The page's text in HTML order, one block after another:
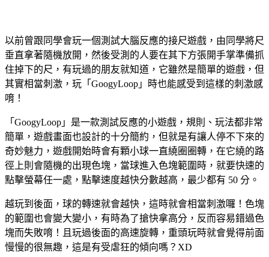
以前曾跟同學會玩一個測試大腦反應的接尺遊戲，由同學將尺
垂直拿著隨機放開，然後受測的人要在其下方張開手掌準備抓
住掉下的尺，有玩過的朋友就知道，它雖然是簡單的遊戲，但
其實相當刺激，玩「GoogyLoop」時也能感受到這樣的刺激感
唷！
「GoogyLoop」是一款測試反應的小遊戲，規則、玩法都非常
簡單，遊戲畫面也設計的十分簡約，但就是有讓人停不下來的
奇妙魅力，遊戲開始時會有顆小球一直繞圈圈轉，在它繞的路
徑上則會隨機的出現色塊，當球進入色塊範圍時，就要快速的
點擊螢幕任一處，點擊速度越快分數越高，最少都有 50 分。
越玩到後面，球的轉速就會越快，這時就會相當刺激囉！色塊
的範圍也會變大變小，有時為了搶快拿高分，反而容易錯過色
塊而失敗唷！且玩過後面的高速旋轉，重頭玩時就會覺得前面
慢慢的很無趣，這是有受虐狂的傾向嗎？XD